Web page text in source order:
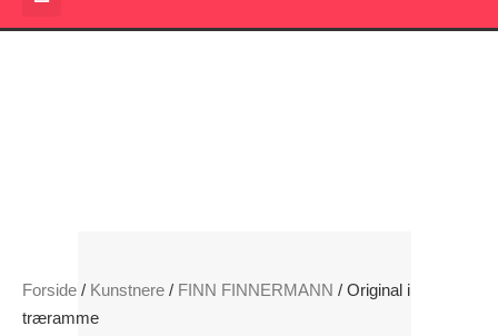
Forside / Kunstnere / FINN FINNERMANN / Original i
træramme